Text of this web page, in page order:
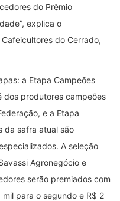
do Prêmio
explica o
do Cerrado,
a Etapa Campeões
dos produtores campeões
e a Etapa
da safra atual são
A seleção
Agronegócio e
serão premiados com
para o segundo e R$ 2